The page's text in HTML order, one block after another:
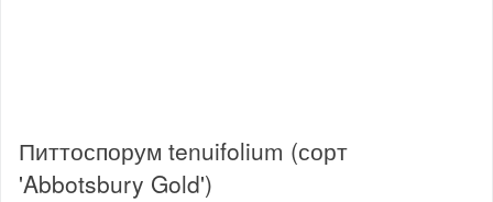
Питтоспорум tenuifolium (сорт
'Abbotsbury Gold')